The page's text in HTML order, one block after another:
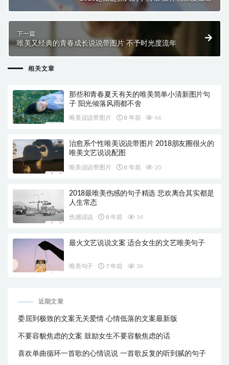
下一篇
唯美又经典的青春成长说说带图片 不予时光度流年
相关文章
那些和青春夏天有关的唯美简单小清新图片句
子 阳光倾落风雨都不舍
唯美说说带图片 8 年前 46
治愈系个性唯美说说带图片 2018朋友圈很火的
唯美文艺说说配图
唯美说说带图片 8 年前 20
2018最唯美伤感的句子精选 悲欢离合其实都是
人生常态
伤感说说 8 年前 14
最火文艺说说文案 适合女生的文艺唯美句子
唯美句子 7 年前 34
近期文章
委屈到极致的文案无关爱情 心情低落的文案最新版
不要容貌焦虑的文案 鼓励女生不要容貌焦虑的话
喜欢单曲循环一首歌的心情说说 一首歌反复的听到腻的句子